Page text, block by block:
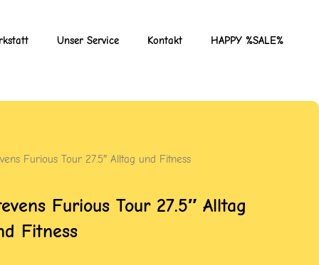
Unser Service Kontakt HAPPY %SALE%
Furious Tour 27.5″ Alltag und Fitness
Furious Tour 27.5″ Alltag
Fitness